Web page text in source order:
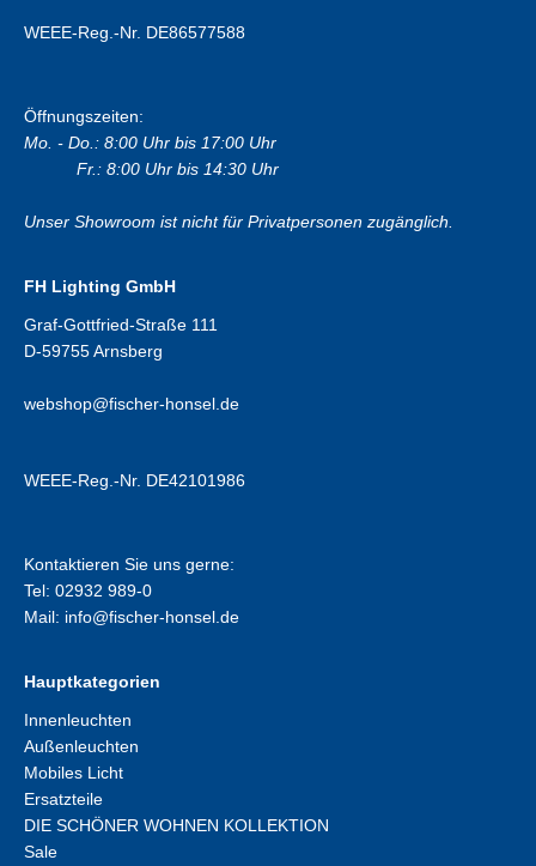
WEEE-Reg.-Nr. DE86577588
Öffnungszeiten:
Mo. - Do.: 8:00 Uhr bis 17:00 Uhr
Fr.: 8:00 Uhr bis 14:30 Uhr
Unser Showroom ist nicht für Privatpersonen zugänglich.
FH Lighting GmbH
Graf-Gottfried-Straße 111
D-59755 Arnsberg
webshop@fischer-honsel.de
WEEE-Reg.-Nr. DE42101986
Kontaktieren Sie uns gerne:
Tel: 02932 989-0
Mail: info@fischer-honsel.de
Hauptkategorien
Innenleuchten
Außenleuchten
Mobiles Licht
Ersatzteile
DIE SCHÖNER WOHNEN KOLLEKTION
Sale